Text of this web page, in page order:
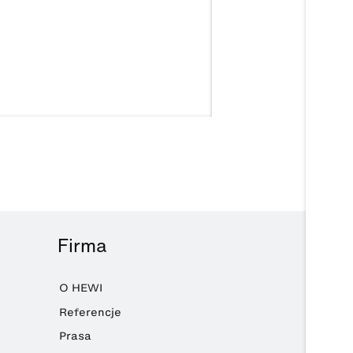
Firma
O HEWI
Referencje
Prasa